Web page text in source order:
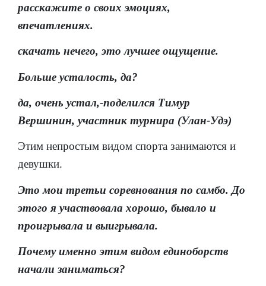
расскажите о своих эмоциях,
впечатлениях.
скачать нечего, это лучшее ощущение.
Больше усталость, да?
да, очень устал,-поделился Тимур
Вершинин, участник турнира (Улан-Удэ)
Этим непростым видом спорта занимаются и
девушки.
Это мои третьи соревнования по самбо. До
этого я участвовала хорошо, бывало и
проигрывала и выигрывала.
Почему именно этим видом единоборств
начали заниматься?